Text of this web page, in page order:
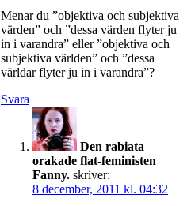
Menar du ”objektiva och subjektiva
värden” och ”dessa värden flyter ju
in i varandra” eller ”objektiva och
subjektiva världen” och ”dessa
världar flyter ju in i varandra”?
Svara
Den rabiata
orakade flat-feministen
Fanny. skriver:
8 december, 2011 kl. 04:32